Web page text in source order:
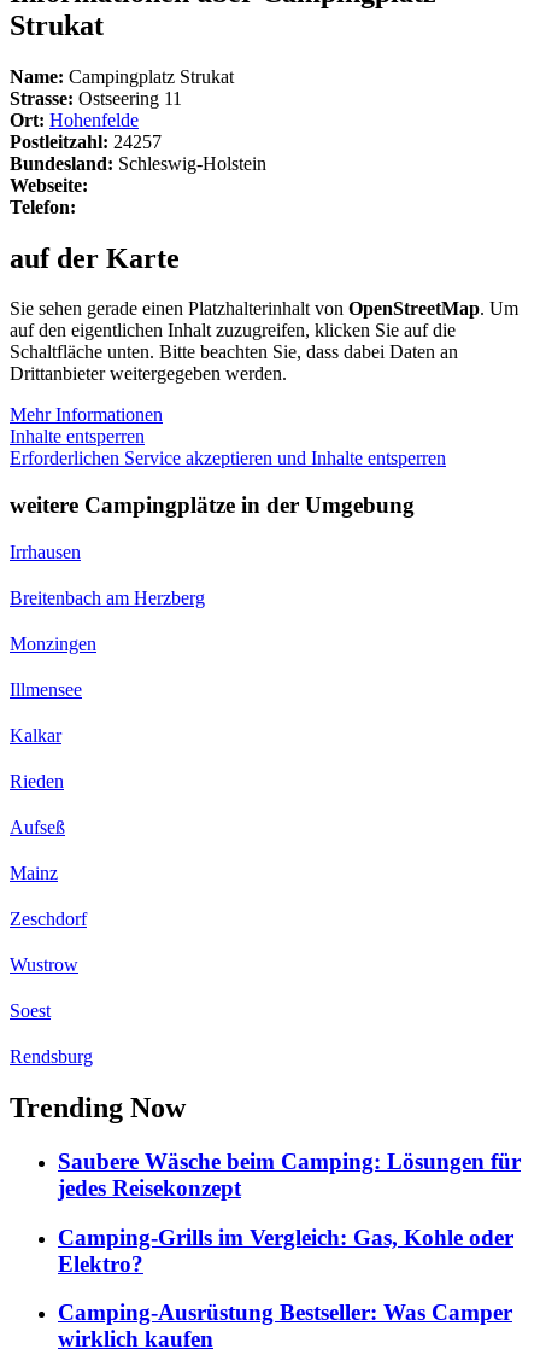
Strukat
Name: Campingplatz Strukat
Strasse: Ostseering 11
Ort: Hohenfelde
Postleitzahl: 24257
Bundesland: Schleswig-Holstein
Webseite:
Telefon:
auf der Karte
Sie sehen gerade einen Platzhalterinhalt von OpenStreetMap. Um
auf den eigentlichen Inhalt zuzugreifen, klicken Sie auf die
Schaltfläche unten. Bitte beachten Sie, dass dabei Daten an
Drittanbieter weitergegeben werden.
Mehr Informationen
Inhalte entsperren
Erforderlichen Service akzeptieren und Inhalte entsperren
weitere Campingplätze in der Umgebung
Irrhausen
Breitenbach am Herzberg
Monzingen
Illmensee
Kalkar
Rieden
Aufseß
Mainz
Zeschdorf
Wustrow
Soest
Rendsburg
Trending Now
Saubere Wäsche beim Camping: Lösungen für
jedes Reisekonzept
Camping-Grills im Vergleich: Gas, Kohle oder
Elektro?
Camping-Ausrüstung Bestseller: Was Camper
wirklich kaufen